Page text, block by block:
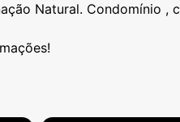
Natural. Condomínio